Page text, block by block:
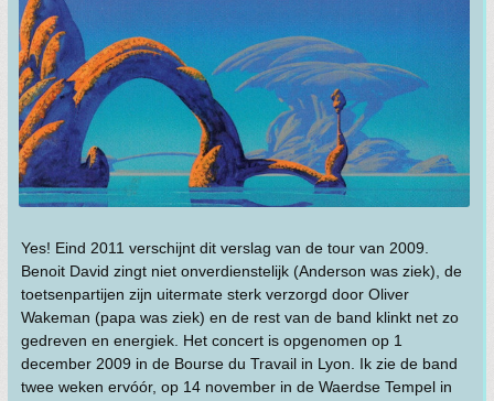
Yes! Eind 2011 verschijnt dit verslag van de tour van 2009.
Benoit David zingt niet onverdienstelijk (Anderson was ziek), de
toetsenpartijen zijn uitermate sterk verzorgd door Oliver
Wakeman (papa was ziek) en de rest van de band klinkt net zo
gedreven en energiek. Het concert is opgenomen op 1
december 2009 in de Bourse du Travail in Lyon. Ik zie de band
twee weken ervóór, op 14 november in de Waerdse Tempel in